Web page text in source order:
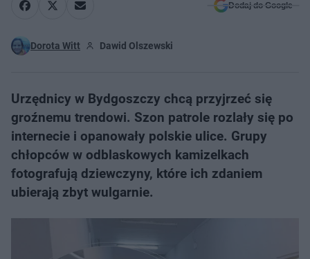
Dodaj do Google
Dorota Witt Dawid Olszewski
Urzędnicy w Bydgoszczy chcą przyjrzeć się
groźnemu trendowi. Szon patrole rozlały się po
internecie i opanowały polskie ulice. Grupy
chłopców w odblaskowych kamizelkach
fotografują dziewczyny, które ich zdaniem
ubierają zbyt wulgarnie.